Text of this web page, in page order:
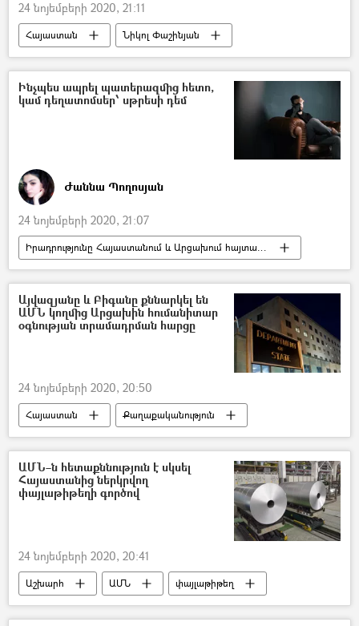
24 նոյեմբերի 2020, 21:11
Հայաստան
Նիկոլ Փաշինյան
գերի
անհետ կորած
ծնող
Արցախյան պատերազմ
Ինչպես ապրել պատերազմից հետո,
կամ դեղատոմսեր՝ սթրեսի դեմ
Ժաննա Պողոսյան
24 նոյեմբերի 2020, 21:07
Իրադրությունը Հայաստանում և Արցախում հայտարարության ստորագրումից հետո
Հայաստան
հասարակություն
Արցախյան պատերազմ
սթրես
հոգեբան
Այվազյանը և Բիգանը քննարկել են
ԱՄՆ կողմից Արցախին հումանիտար
օգնության տրամադրման հարցը
24 նոյեմբերի 2020, 20:50
Հայաստան Քաղաքականություն
ԱՄՆ–ն հետաքննություն է սկսել
Հայաստանից ներկրվող
փայլաթիթեղի գործով
24 նոյեմբերի 2020, 20:41
Աշխարհ ԱՄՆ փայլաթիթեղ